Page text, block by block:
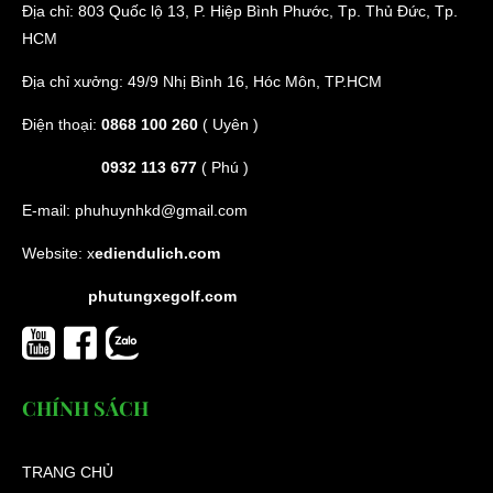
Địa chỉ: 803 Quốc lộ 13, P. Hiệp Bình Phước, Tp. Thủ Đức, Tp.
HCM
Địa chỉ xưởng: 49/9 Nhị Bình 16, Hóc Môn, TP.HCM
Điện thoại: 0868 100 260 ( Uyên )
0932 113 677 ( Phú )
E-mail: phuhuynhkd@gmail.com
Website: xediendulich.com
phutungxegolf.com
CHÍNH SÁCH
TRANG CHỦ